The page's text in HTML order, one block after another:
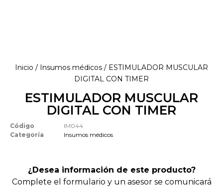
Inicio / Insumos médicos / ESTIMULADOR MUSCULAR
DIGITAL CON TIMER
ESTIMULADOR MUSCULAR
DIGITAL CON TIMER
Código
IM044
Categoría
Insumos médicos
¿Desea información de este producto?
Complete el formulario y un asesor se comunicará